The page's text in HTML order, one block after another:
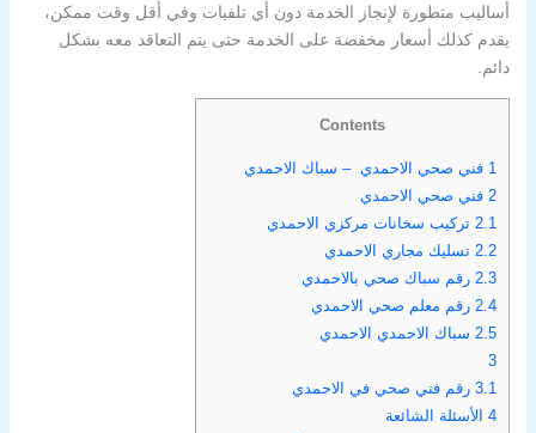
أساليب متطورة لإنجاز الخدمة دون أي تلفيات وفي أقل وقت ممكن،
يقدم كذلك أسعار مخفضة على الخدمة حتى يتم التعاقد معه بشكل
دائم.
Contents
1 فني صحي الاحمدي – سباك الاحمدي
2فني صحي الاحمدي
2.1تركيب سخانات مركزي الاحمدي
2.2تسليك مجاري الاحمدي
2.3رقم سباك صحي بالاحمدي
2.4رقم معلم صحي الاحمدي
2.5سباك الاحمدي الاحمدي
3
3.1رقم فني صحي في الاحمدي
4الأسئلة الشائعة